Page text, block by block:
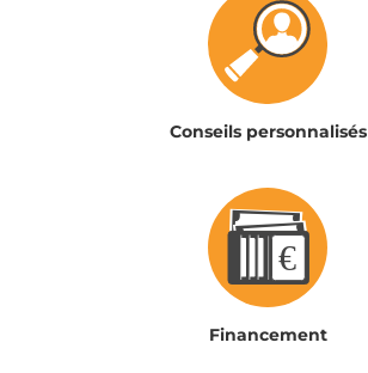
Conseils personnalisés
Financement